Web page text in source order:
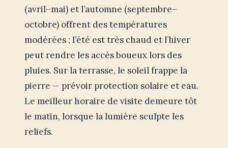
(avril–mai) et l’automne (septembre–
octobre) offrent des températures
modérées ; l’été est très chaud et l’hiver
peut rendre les accès boueux lors des
pluies. Sur la terrasse, le soleil frappe la
pierre — prévoir protection solaire et eau.
Le meilleur horaire de visite demeure tôt
le matin, lorsque la lumière sculpte les
reliefs.